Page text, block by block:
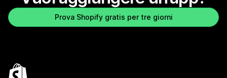
Prova Shopify gratis per tre giorni